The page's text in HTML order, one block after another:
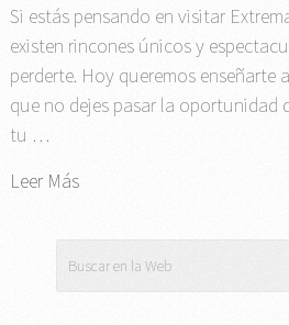
Si estás pensando en visitar
existen rincones únicos y
perderte. Hoy queremos enseñarte
que no dejes pasar la oportunidad
tu …
Leer Más